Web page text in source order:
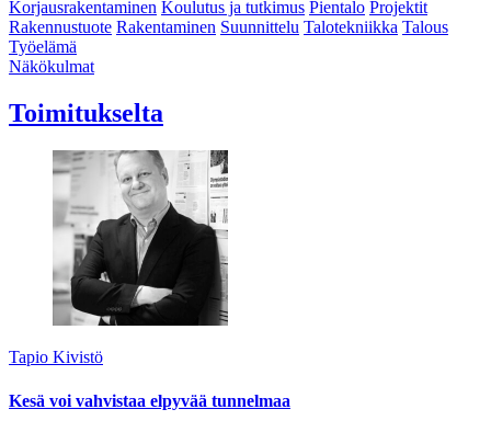
Korjausrakentaminen Koulutus ja tutkimus Pientalo Projektit
Rakennustuote Rakentaminen Suunnittelu Talotekniikka Talous
Työelämä
Näkökulmat
Toimitukselta
Tapio Kivistö
Kesä voi vahvistaa elpyvää tunnelmaa